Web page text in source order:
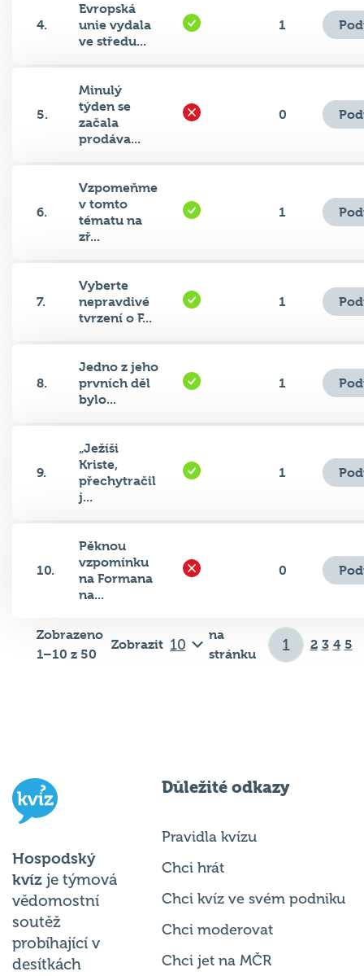
4.
Evropská
unie vydala
ve středu...
1
5.
Minulý
týden se
začala
prodáva...
0
6.
Vzpomeňme
v tomto
tématu na
zř...
1
7.
Vyberte
nepravdivé
tvrzení o F...
1
8.
Jedno z jeho
prvních děl
bylo...
1
9.
„Ježíši
Kriste,
přechytračil
j...
1
10.
Pěknou
vzpomínku
na Formana
na...
0
Zobrazeno
1–10 z 50
Zobrazit
na
stránku
2 3 4 5
Hospodský
kvíz je týmová
vědomostní
soutěž
probíhající v
desítkách
Důležité odkazy
Pravidla kvízu
Chci hrát
Chci kvíz ve svém podniku
Chci moderovat
Chci jet na MČR